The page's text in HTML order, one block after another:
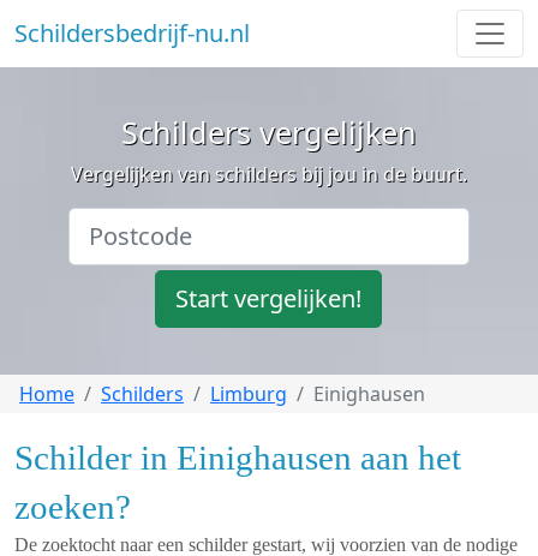
Schildersbedrijf-nu.nl
Schilders vergelijken
Vergelijken van schilders bij jou in de buurt.
Start vergelijken!
Home Schilders Limburg Einighausen
Schilder in Einighausen aan het
zoeken?
De zoektocht naar een schilder gestart, wij voorzien van de nodige